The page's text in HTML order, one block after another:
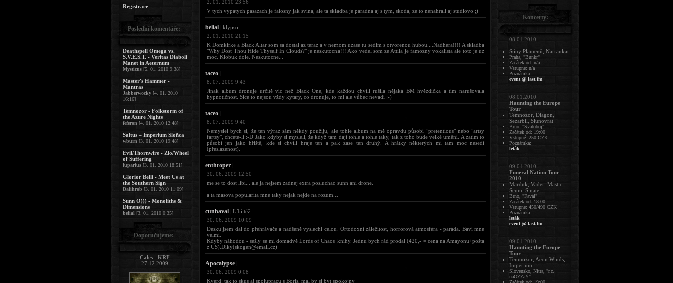
2. 01. 2010 23:56
V tych vypatych pasazach je falosny jak svina, ale ta skladba je paradna aj s tym, skoda, ze to nenahrali aj studiovo ;)
belial
klypso
2. 01. 2010 21:15
K Domkirke a Black Altar som sa dostal az teraz a v nemom uzase tu sedim s otvorenou hubou....Nadhera!!!! A skladba
"Why Dost Thou Hide Thyself In Clouds?" je neskutocna!!! Ako vedel som ze Attila je famozny vokalista ale toto je uz
moc. Klobuk dole. Neskutocne...
taceo
8. 07. 2009 9:43
Jinak album dronuje určitě víc než Black One, kde každou chvíli rušila nějaká BM hvězdička a tím narušovala
hypnotičnost. Sice to nejsou vždy kytary, co dronuje, to mi ale vůbec nevadí :-)
taceo
8. 07. 2009 9:40
Nemyslel bych si, že ten výraz sám někdy použiju, ale tohle album na mě opravdu působí "pretentious" nebo "artsy
fartsy", chcete-li :-D Jako kdyby si mysleli, že když tam dají tohle a tohle taky, tak z toho bude velké umění. A zatím to
působí jen jako hřiště, kde si chvíli hraje ten a pak zase ten druhý. A hrátky některých mi tam moc nesedí
(přeslazenost).
enthroper
30. 06. 2009 12:50
me se to dost libi... ale ja nejsem zadnej extra posluchac sunn ani drone.
a ta masova popularita mne taky nejak nejde na rozum...
cunhaval
Líbí též
30. 06. 2009 10:09
Desku jsem dal do přehrávače a nadšeně vyslechl celou. Ortodoxní záležitost, horrorová atmosféra - paráda. Baví mne
velmi.
Kdyby náhodou - sešly se mi domadvě Lords of Chaos knihy. Jednu bych rád prodal (420,- = cena na Amayonu+pošta
z US).Díky(skogen@email.cz)
Apocalypse
30. 06. 2009 0:08
Kverd: tak to skus aj spolupracu s Boris, mal by si byt spokojny
Registrace
Poslední komentáře:
Deathspell Omega vs.
S.V.E.S.T. - Veritas Diaboli
Manet in Aeternum
Mysticus [5. 01. 2010 9:38]
Master's Hammer -
Mantras
Jabberwocky [4. 01. 2010
16:16]
Temnozor - Folkstorm of
the Azure Nights
feferon [4. 01. 2010 12:48]
Saltus – Imperium Sloñca
wburn [3. 01. 2010 19:48]
Evil/Thornwire - Zlo/Wheel
of Suffering
luparius [3. 01. 2010 18:51]
Glorior Belli - Meet Us at
the Southern Sign
Dalihrob [3. 01. 2010 11:09]
Sunn O))) - Monoliths &
Dimensions
belial [3. 01. 2010 0:35]
Doporučujeme:
Cales - KRF
27.12.2009
Koncerty:
08.01.2010
Stíny Plamenů, Narraukar
Praha, "Bunkr"
Začátek od: n/a
Vstupné: n/a
Poznámka:
event @ last.fm
08.01.2010
Haunting the Europe
Tour
Temnozor, Diagon,
Sezarbil, Slunovrat
Brno, "Svatoboj"
Začátek od: 19:00
Vstupné: 250 CZK
Poznámka:
leták
09.01.2010
Funeral Nation Tour
2010
Marduk, Vader, Mastic
Scum, Sinate
Brno, "Favál"
Začátek od: 18:00
Vstupné: 450/490 CZK
Poznámka:
leták
event @ last.fm
09.01.2010
Haunting the Europe
Tour
Temnozor, Aeon Winds,
Imperium
Slovensko, Nitra, "r.c.
naOZZaY"